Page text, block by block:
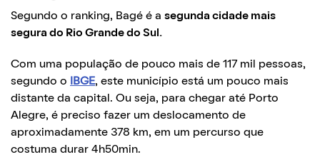
Segundo o ranking, Bagé é a segunda cidade mais
segura do Rio Grande do Sul.
Com uma população de pouco mais de 117 mil pessoas,
segundo o
IBGE, este município está um pouco mais
distante da capital. Ou seja, para chegar até Porto
Alegre, é preciso fazer um deslocamento de
aproximadamente 378 km, em um percurso que
costuma durar 4h50min.